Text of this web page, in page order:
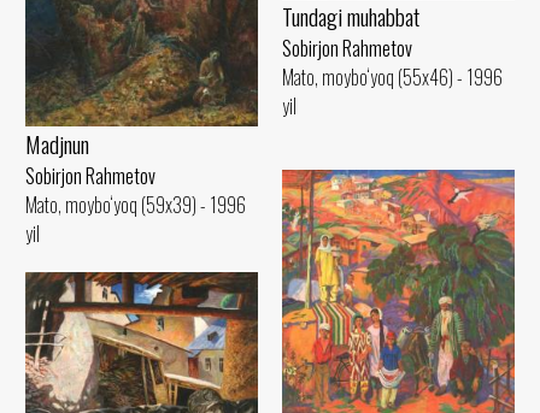
Tundagi muhabbat
Sobirjon Rahmetov
Mato, moybo‘yoq (55x46) - 1996
yil
Madjnun
Sobirjon Rahmetov
Mato, moybo‘yoq (59x39) - 1996
yil